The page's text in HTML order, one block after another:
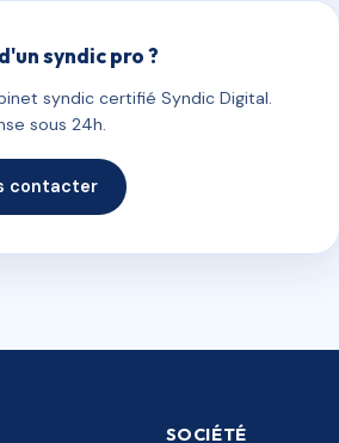
syndic pro ?
syndic certifié Syndic Digital.
sous 24h.
contacter
SOCIÉTÉ